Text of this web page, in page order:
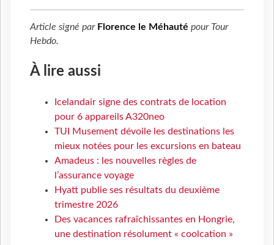
Article signé par Florence le Méhauté pour Tour
Hebdo.
À lire aussi
Icelandair signe des contrats de location
pour 6 appareils A320neo
TUI Musement dévoile les destinations les
mieux notées pour les excursions en bateau
Amadeus : les nouvelles règles de
l’assurance voyage
Hyatt publie ses résultats du deuxième
trimestre 2026
Des vacances rafraîchissantes en Hongrie,
une destination résolument « coolcation »